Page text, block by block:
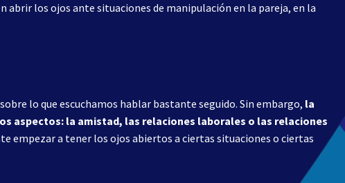
abrir los ojos ante situaciones de manipulación en la pareja, en la
lo que escuchamos hablar bastante seguido. Sin embargo, la
aspectos: la amistad, las relaciones laborales o las relaciones
empezar a tener los ojos abiertos a ciertas situaciones o ciertas